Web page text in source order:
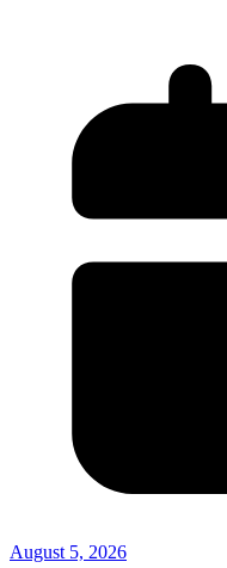
August 5, 2026